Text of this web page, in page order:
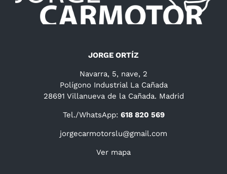
JORGE ORTÍZ
Navarra, 5, nave, 2
Polígono Industrial La Cañada
28691 Villanueva de la Cañada. Madrid
Tel./WhatsApp: 618 820 569
jorgecarmotorslu@gmail.com
Ver mapa